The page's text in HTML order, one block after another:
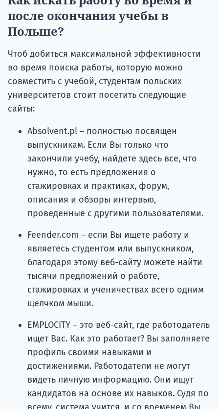
после окончания учебы в
Польше?
Чтоб добиться максимальной эффективности
во время поиска работы, которую можно
совместить с учебой, студентам польских
университетов стоит посетить следующие
сайты:
Absolvent.pl – полностью посвящен
выпускникам. Если Вы только что
закончили учебу, найдете здесь все, что
нужно, то есть предложения о
стажировках и практиках, форум,
описания и обзоры интервью,
проведенные с другими пользователями.
Feender.com – если Вы ищете работу и
являетесь студентом или выпускником,
благодаря этому веб-сайту можете найти
тысячи предложений о работе,
стажировках и ученичествах всего одним
щелчком мыши.
EMPLOCITY – это веб-сайт, где работодатель
ищет Вас. Как это работает? Вы заполняете
профиль своими навыками и
достижениями. Работодатели не могут
видеть личную информацию. Они ищут
кандидатов на основе их навыков. Судя по